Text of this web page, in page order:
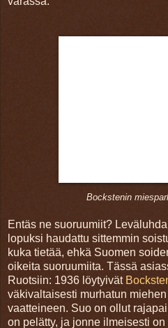
Bockstenin
Entäs ne suoruumiit?
lopuksi haudattu sittemmin
kuka tietää, ehkä Suomen
oikeita suoruumiita. Tässä
Ruotsiin: 1936 löytyivät
väkivaltaisesti murhatun
vaatteineen. Suo on ollut
on pelätty, ja jonne ilmeisesti